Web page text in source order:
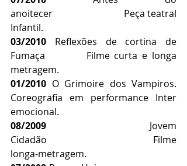
anoitecer                            Peça teatral
Infantil.
03/2010 Reflexões de cortina de
Fumaça         Filme curta e longa
metragem.
01/2010 O Grimoire dos Vampiros.
Coreografia em performance Inter
emocional.
08/2009 Jovem
Cidadão                                  Filme
longa-metragem.